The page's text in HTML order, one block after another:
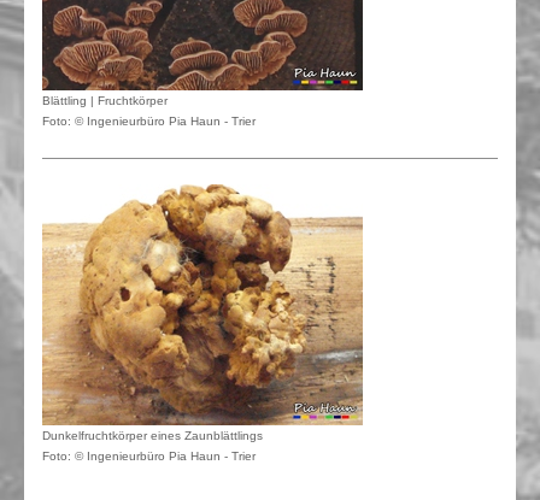
Blättling | Fruchtkörper
Foto: © Ingenieurbüro Pia Haun - Trier
Dunkelfruchtkörper eines Zaunblättlings
Foto: © Ingenieurbüro Pia Haun - Trier